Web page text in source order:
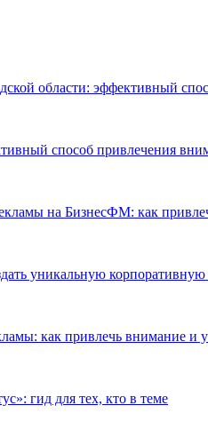
области: эффективный
способ привлечения
на БизнесФМ: как
уникальную
как привлечь внимание и
гид для тех, кто в теме